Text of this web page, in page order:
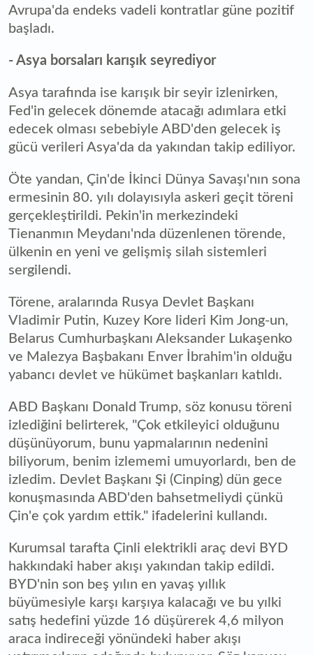
Avrupa'da endeks vadeli kontratlar güne pozitif
başladı.
- Asya borsaları karışık seyrediyor
Asya tarafında ise karışık bir seyir izlenirken,
Fed'in gelecek dönemde atacağı adımlara etki
edecek olması sebebiyle ABD'den gelecek iş
gücü verileri Asya'da da yakından takip ediliyor.
Öte yandan, Çin'de İkinci Dünya Savaşı'nın sona
ermesinin 80. yılı dolayısıyla askeri geçit töreni
gerçekleştirildi. Pekin'in merkezindeki
Tienanmın Meydanı'nda düzenlenen törende,
ülkenin en yeni ve gelişmiş silah sistemleri
sergilendi.
Törene, aralarında Rusya Devlet Başkanı
Vladimir Putin, Kuzey Kore lideri Kim Jong-un,
Belarus Cumhurbaşkanı Aleksander Lukaşenko
ve Malezya Başbakanı Enver İbrahim'in olduğu
yabancı devlet ve hükümet başkanları katıldı.
ABD Başkanı Donald Trump, söz konusu töreni
izlediğini belirterek, "Çok etkileyici olduğunu
düşünüyorum, bunu yapmalarının nedenini
biliyorum, benim izlememi umuyorlardı, ben de
izledim. Devlet Başkanı Şi (Cinping) dün gece
konuşmasında ABD'den bahsetmeliydi çünkü
Çin'e çok yardım ettik." ifadelerini kullandı.
Kurumsal tarafta Çinli elektrikli araç devi BYD
hakkındaki haber akışı yakından takip edildi.
BYD'nin son beş yılın en yavaş yıllık
büyümesiyle karşı karşıya kalacağı ve bu yılki
satış hedefini yüzde 16 düşürerek 4,6 milyon
araca indireceği yönündeki haber akışı